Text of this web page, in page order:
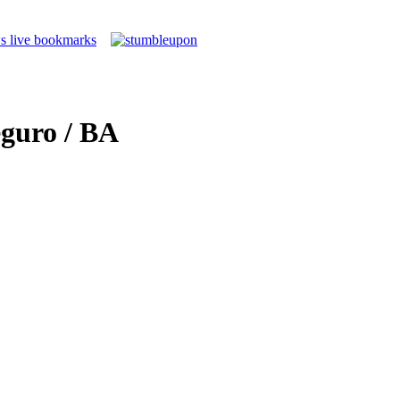
/ BA